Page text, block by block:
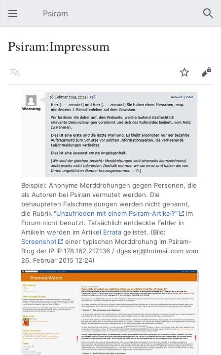
Hauptmenü öffnen Psiram
Psiram:Impressum
Sprache Beobachten Bearbeiten
Beispiel: Anonyme Morddrohungen gegen Personen, die
als Autoren bei Psiram vermutet werden. Die
behaupteten Falschmeldungen werden nicht genannt,
die Rubrik "Unzufrieden mit einem Psiram-Artikel?"
im
Forum nicht benutzt. Tatsächlich entdeckte Fehler in
Artikeln werden im Artikel Errata gelistet. (Bild:
Screenshot
einer typischen Morddrohung im Psiram-
Blog der IP IP 178.162.217.136 / dgaslerj@hotmail.com vom
26. Februar 2015 12:24)